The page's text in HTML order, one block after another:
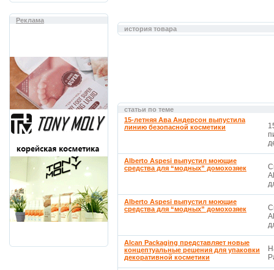
Реклама
история товара
статьи по теме
15-летняя Ава Андерсон выпустила
линию безопасной косметики
Alberto Aspesi выпустил моющие
средства для “модных” домохозяек
Alberto Aspesi выпустил моющие
средства для “модных” домохозяек
Alcan Packaging представляет новые
концептуальные решения для упаковки
декоративной косметики